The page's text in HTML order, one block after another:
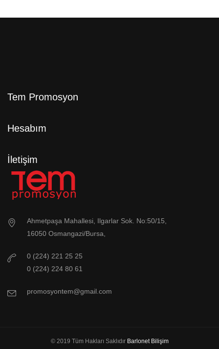
Tem Promosyon
Hesabım
İletişim
Ahmetpaşa Mahallesi, Ilgarlar Sok. No:50/15,
16050 Osmangazi/Bursa,
0 (224) 221 25 25
0 (224) 224 80 61
promosyontem@gmail.com
© 2019 Tüm Hakları Saklıdır Barlonet Bilişim